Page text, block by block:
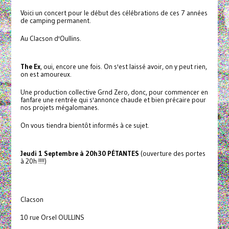
Voici un concert pour le début des célébrations de ces 7 années
de camping permanent.
Au Clacson d'Oullins.
The Ex, oui, encore une fois. On s'est laissé avoir, on y peut rien,
on est amoureux.
Une production collective Grnd Zero, donc, pour commencer en
fanfare une rentrée qui s'annonce chaude et bien précaire pour
nos projets mégalomanes.
On vous tiendra bientôt informés à ce sujet.
Jeudi 1 Septembre à 20h30 PÉTANTES (ouverture des portes
à 20h !!!!)
Clacson
10 rue Orsel OULLINS